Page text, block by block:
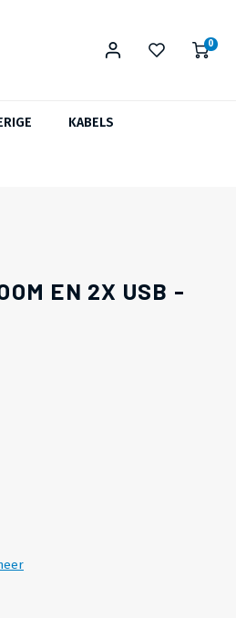
0
KABELS
EN 2X USB -